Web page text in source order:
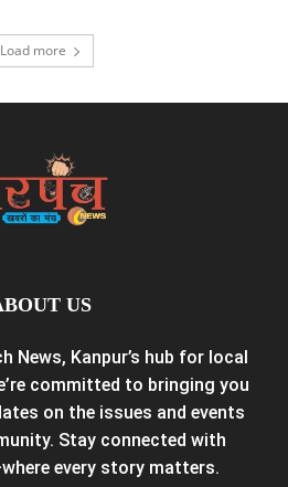
Load more
US
News, Kanpur’s hub for local
committed to bringing you
on the issues and events
Stay connected with
every story matters.